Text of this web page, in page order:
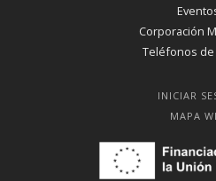
Corporación
Teléfonos
INICIAR
MAPA